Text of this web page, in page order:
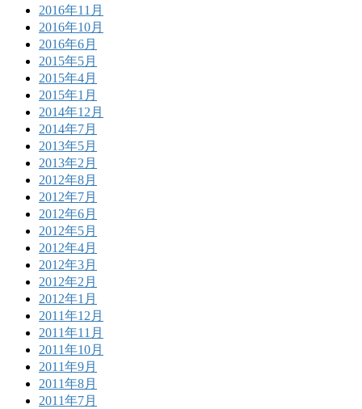
2016年11月
2016年10月
2016年6月
2015年5月
2015年4月
2015年1月
2014年12月
2014年7月
2013年5月
2013年2月
2012年8月
2012年7月
2012年6月
2012年5月
2012年4月
2012年3月
2012年2月
2012年1月
2011年12月
2011年11月
2011年10月
2011年9月
2011年8月
2011年7月